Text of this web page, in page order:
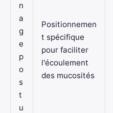
n
a
g
e
p
o
s
t
u
Positionnemen
t spécifique
pour faciliter
l'écoulement
des mucosités